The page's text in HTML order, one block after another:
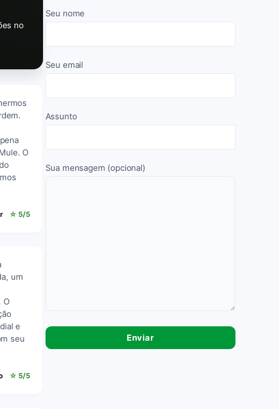
no
O
☆ 5/5
um
O
e
seu
☆ 5/5
Seu nome
Seu email
Assunto
Sua mensagem (opcional)